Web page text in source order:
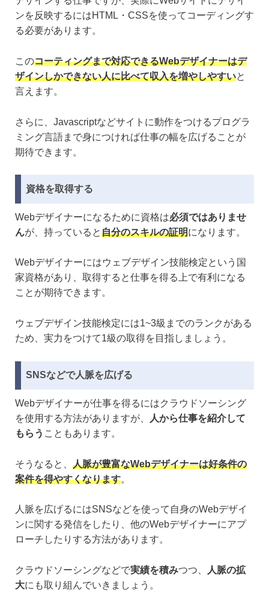
ンを反映するにはHTML・CSSを使ってコーディングす
る必要があります。
このコーティングまで対応できるWebデザイナーはデ
ザインしかできない人に比べて収入を増やしやすいと
言えます。
さらに、Javascriptなどサイトに動作をつけるプログラ
ミング言語まで身につければ仕事の幅を広げることが
期待できます。
資格を取得する
Webデザイナーになるために資格は必須ではありませ
んが、持っていると自分のスキルの証明になります。
Webデザイナーにはウェブデザイン技能検定という国
家資格があり、取得すると仕事を得る上で有利になる
ことが期待できます。
ウェブデザイン技能検定には1~3級までのランクがある
ため、実力をつけて1級の取得を目指しましょう。
SNSなどで人脈を広げる
Webデザイナーが仕事を得るにはクラウドソーシング
を使用する方法がありますが、
人から仕事を紹介して
もらう こともあります。
そうなると、 人脈が豊富なWebデザイナーは好条件の
案件を得やすくなります。
人脈を広げるにはSNSなどを使って自身のWebデザイ
ンに関する発信をしたり、他のWebデザイナーにアプ
ローチしたりする方法があります。
クラウドソーシングなどで実績を積みつつ、
人脈の拡
大にも取り組んでいきましょう。